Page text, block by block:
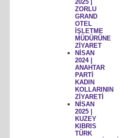
2025 |
ZORLU
GRAND
OTEL
İŞLETME
MÜDÜRÜNE
ZİYARET
NİSAN
2024 |
ANAHTAR
PARTİ
KADIN
KOLLARININ
ZİYARETİ
NİSAN
2025 |
KUZEY
KIBRIS
TÜRK